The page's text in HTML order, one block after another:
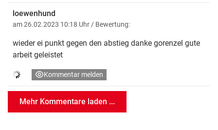
loewenhund
am 26.02.2023 10:18 Uhr / Bewertung:
wieder ei punkt gegen den abstieg danke gorenzel gute
arbeit geleistet
Kommentar melden
Mehr Kommentare laden ...